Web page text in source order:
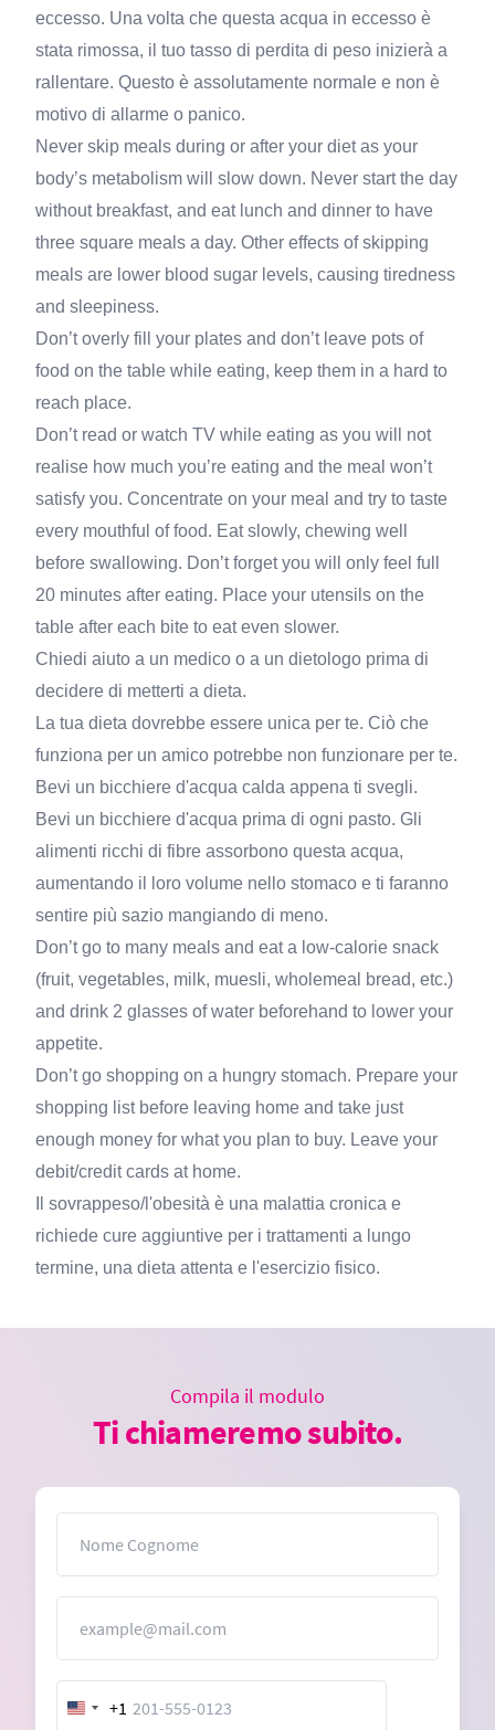
eccesso. Una volta che questa acqua in eccesso è
stata rimossa, il tuo tasso di perdita di peso inizierà a
rallentare. Questo è assolutamente normale e non è
motivo di allarme o panico.
Never skip meals during or after your diet as your
body’s metabolism will slow down. Never start the day
without breakfast, and eat lunch and dinner to have
three square meals a day. Other effects of skipping
meals are lower blood sugar levels, causing tiredness
and sleepiness.
Don’t overly fill your plates and don’t leave pots of
food on the table while eating, keep them in a hard to
reach place.
Don’t read or watch TV while eating as you will not
realise how much you’re eating and the meal won’t
satisfy you. Concentrate on your meal and try to taste
every mouthful of food. Eat slowly, chewing well
before swallowing. Don’t forget you will only feel full
20 minutes after eating. Place your utensils on the
table after each bite to eat even slower.
Chiedi aiuto a un medico o a un dietologo prima di
decidere di metterti a dieta.
La tua dieta dovrebbe essere unica per te. Ciò che
funziona per un amico potrebbe non funzionare per te.
Bevi un bicchiere d'acqua calda appena ti svegli.
Bevi un bicchiere d'acqua prima di ogni pasto. Gli
alimenti ricchi di fibre assorbono questa acqua,
aumentando il loro volume nello stomaco e ti faranno
sentire più sazio mangiando di meno.
Don’t go to many meals and eat a low-calorie snack
(fruit, vegetables, milk, muesli, wholemeal bread, etc.)
and drink 2 glasses of water beforehand to lower your
appetite.
Don’t go shopping on a hungry stomach. Prepare your
shopping list before leaving home and take just
enough money for what you plan to buy. Leave your
debit/credit cards at home.
Il sovrappeso/l'obesità è una malattia cronica e
richiede cure aggiuntive per i trattamenti a lungo
termine, una dieta attenta e l'esercizio fisico.
Compila il modulo
Ti chiameremo subito.
United
+1